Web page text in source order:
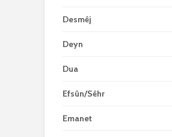
Desmêj
Deyn
Dua
Efsûn/Sêhr
Emanet